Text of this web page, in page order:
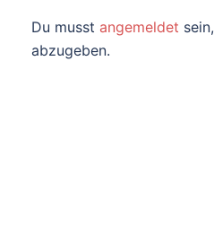
Du musst angemeldet
abzugeben.